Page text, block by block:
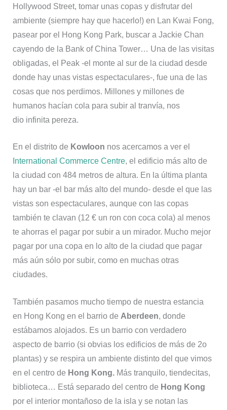
Hollywood Street, tomar unas copas y disfrutar del
ambiente (siempre hay que hacerlo!) en Lan Kwai Fong,
pasear por el Hong Kong Park, buscar a Jackie Chan
cayendo de la Bank of China Tower… Una de las visitas
obligadas, el Peak -el monte al sur de la ciudad desde
donde hay unas vistas espectaculares-, fue una de las
cosas que nos perdimos. Millones y millones de
humanos hacían cola para subir al tranvía, nos
dio infinita pereza.
En el distrito de Kowloon nos acercamos a ver el
International Commerce Centre, el edificio más alto de
la ciudad con 484 metros de altura. En la última planta
hay un bar -el bar más alto del mundo- desde el que las
vistas son espectaculares, aunque con las copas
también te clavan (12 € un ron con coca cola) al menos
te ahorras el pagar por subir a un mirador. Mucho mejor
pagar por una copa en lo alto de la ciudad que pagar
más aún sólo por subir, como en muchas otras
ciudades.
También pasamos mucho tiempo de nuestra estancia
en Hong Kong en el barrio de Aberdeen, donde
estábamos alojados. Es un barrio con verdadero
aspecto de barrio (si obvias los edificios de más de 2o
plantas) y se respira un ambiente distinto del que vimos
en el centro de Hong Kong.Más tranquilo, tiendecitas,
biblioteca… Está separado del centro de Hong Kong
por el interior montañoso de la isla y se notan las